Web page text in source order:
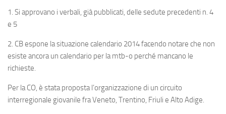
1. Si approvano i verbali, già pubblicati, delle sedute precedenti n. 4
e 5
2. CBespone la situazione calendario 2014 facendo notare che non
esiste ancora un calendario per la mtb-o perché mancano le
richieste.
Per la CO, è stata proposta l’organizzazione di un circuito
interregionale giovanile fra Veneto, Trentino, Friuli e Alto Adige.